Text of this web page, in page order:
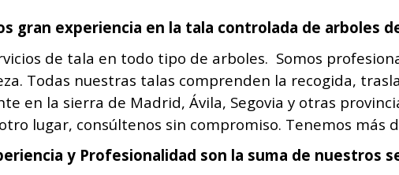
gran experiencia en la tala controlada de arboles
de tala en todo tipo de arboles. Somos
Todas nuestras talas comprenden la recogida,
en la sierra de Madrid, Ávila, Segovia y otras
lugar, consúltenos sin compromiso. Tenemos más
y Profesionalidad son la suma de nuestros